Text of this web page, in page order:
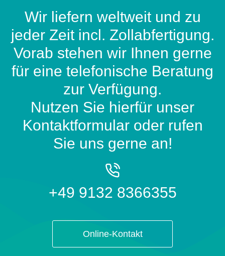
Wir liefern weltweit und zu
jeder Zeit incl. Zollabfertigung.
Vorab stehen wir Ihnen gerne
für eine telefonische Beratung
zur Verfügung.
Nutzen Sie hierfür unser
Kontaktformular oder rufen
Sie uns gerne an!
+49 9132 8366355
Online-Kontakt